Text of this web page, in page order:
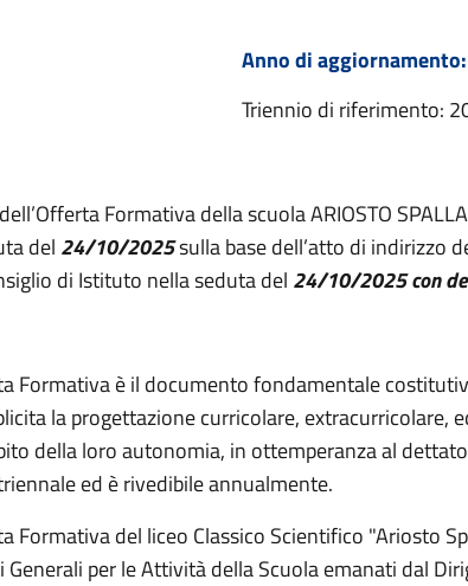
Anno di
Triennio di riferimento:
Formativa della scuola ARIOSTO
del 24/10/2025sulla base dell’atto di indirizzo
di Istituto nella seduta del 24/10/2025 con
Formativa è il documento fondamentale
la progettazione curricolare, extracurricolare,
della loro autonomia, in ottemperanza al
ed è rivedibile annualmente.
Formativa del liceo Classico Scientifico "Ariosto
Generali per le Attività della Scuola emanati dal